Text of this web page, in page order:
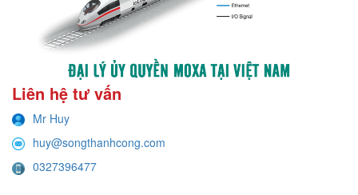
Liên hệ tư vấn
Mr Huy
huy@songthanhcong.com
0327396477